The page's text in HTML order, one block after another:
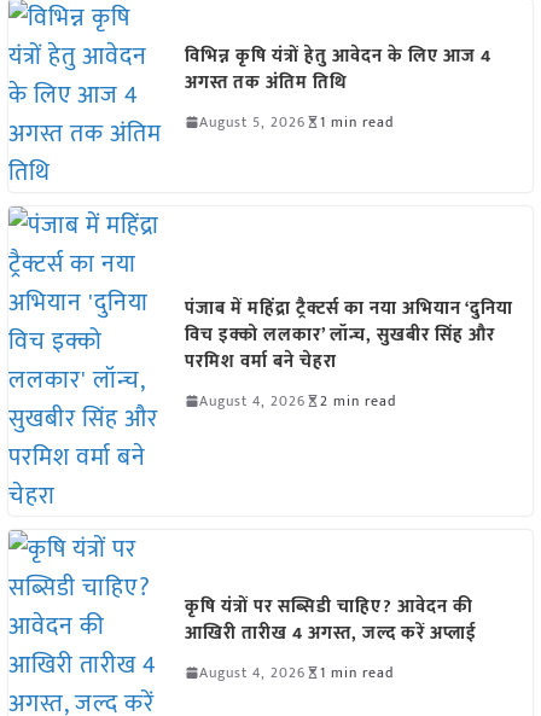
विभिन्न कृषि यंत्रों हेतु आवेदन के लिए आज 4
अगस्त तक अंतिम तिथि
August 5, 2026 1 min read
पंजाब में महिंद्रा ट्रैक्टर्स का नया अभियान ‘दुनिया
विच इक्को ललकार’ लॉन्च, सुखबीर सिंह और
परमिश वर्मा बने चेहरा
August 4, 2026 2 min read
कृषि यंत्रों पर सब्सिडी चाहिए? आवेदन की
आखिरी तारीख 4 अगस्त, जल्द करें अप्लाई
August 4, 2026 1 min read